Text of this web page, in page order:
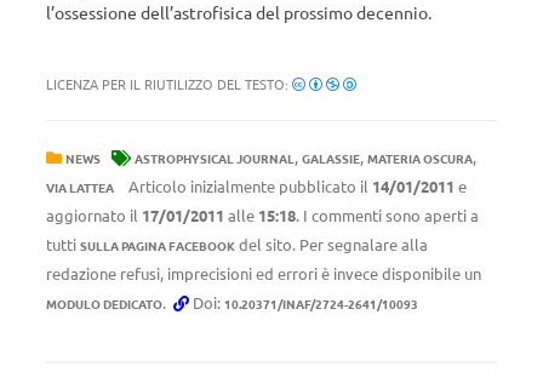
l’ossessione dell’astrofisica del prossimo decennio.
LICENZA PER IL RIUTILIZZO DEL TESTO:
NEWS ASTROPHYSICAL JOURNAL, GALASSIE, MATERIA OSCURA,
VIA LATTEA Articolo inizialmente pubblicato il 14/01/2011 e
aggiornato il 17/01/2011 alle 15:18. I commenti sono aperti a
tutti SULLA PAGINA FACEBOOK del sito. Per segnalare alla
redazione refusi, imprecisioni ed errori è invece disponibile un
MODULO DEDICATO. Doi: 10.20371/INAF/2724-2641/10093